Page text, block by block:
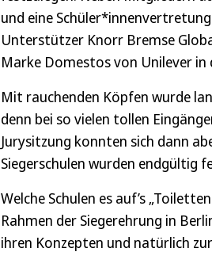
und eine
Unterstützer Knorr Bremse
Marke Domestos von Unilever in
Mit rauchenden Köpfen wurde
denn bei so vielen tollen
Jurysitzung konnten sich dann
Siegerschulen wurden endgültig
Welche Schulen es auf’s
Rahmen der Siegerehrung in
ihren Konzepten und natürlich